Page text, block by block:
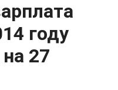
году
27